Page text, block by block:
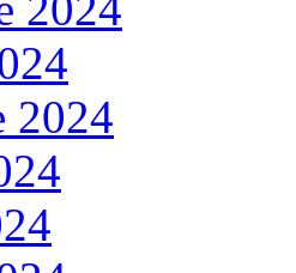
2024